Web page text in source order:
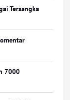
Tersangka
7000